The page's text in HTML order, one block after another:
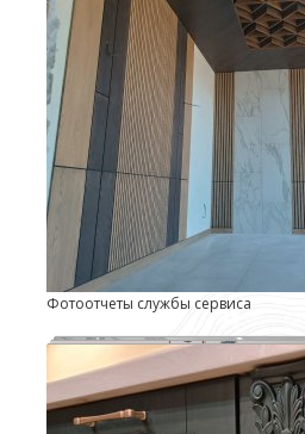
Фотоотчеты службы сервиса